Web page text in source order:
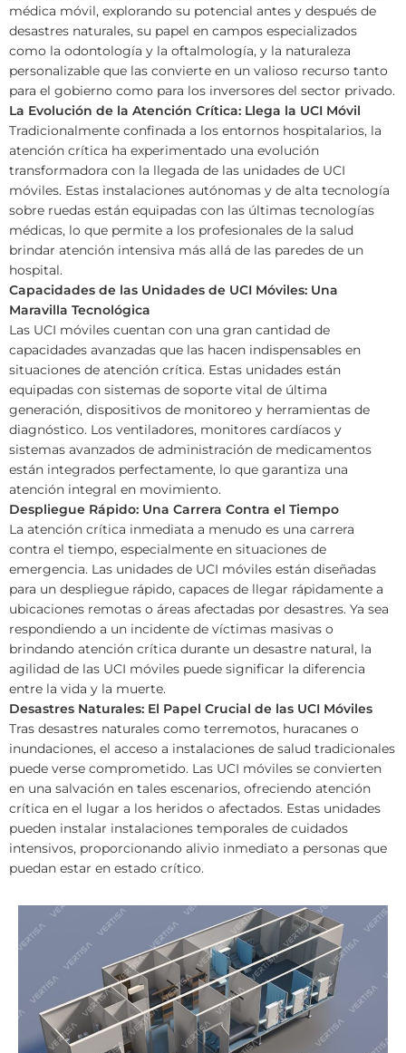
médica móvil, explorando su potencial antes y después de
desastres naturales, su papel en campos especializados
como la odontología y la oftalmología, y la naturaleza
personalizable que las convierte en un valioso recurso tanto
para el gobierno como para los inversores del sector privado.
La Evolución de la Atención Crítica: Llega la UCI Móvil
Tradicionalmente confinada a los entornos hospitalarios, la
atención crítica ha experimentado una evolución
transformadora con la llegada de las unidades de UCI
móviles. Estas instalaciones autónomas y de alta tecnología
sobre ruedas están equipadas con las últimas tecnologías
médicas, lo que permite a los profesionales de la salud
brindar atención intensiva más allá de las paredes de un
hospital.
Capacidades de las Unidades de UCI Móviles: Una
Maravilla Tecnológica
Las UCI móviles cuentan con una gran cantidad de
capacidades avanzadas que las hacen indispensables en
situaciones de atención crítica. Estas unidades están
equipadas con sistemas de soporte vital de última
generación, dispositivos de monitoreo y herramientas de
diagnóstico. Los ventiladores, monitores cardíacos y
sistemas avanzados de administración de medicamentos
están integrados perfectamente, lo que garantiza una
atención integral en movimiento.
Despliegue Rápido: Una Carrera Contra el Tiempo
La atención crítica inmediata a menudo es una carrera
contra el tiempo, especialmente en situaciones de
emergencia. Las unidades de UCI móviles están diseñadas
para un despliegue rápido, capaces de llegar rápidamente a
ubicaciones remotas o áreas afectadas por desastres. Ya sea
respondiendo a un incidente de víctimas masivas o
brindando atención crítica durante un desastre natural, la
agilidad de las UCI móviles puede significar la diferencia
entre la vida y la muerte.
Desastres Naturales: El Papel Crucial de las UCI Móviles
Tras desastres naturales como terremotos, huracanes o
inundaciones, el acceso a instalaciones de salud tradicionales
puede verse comprometido. Las UCI móviles se convierten
en una salvación en tales escenarios, ofreciendo atención
crítica en el lugar a los heridos o afectados. Estas unidades
pueden instalar instalaciones temporales de cuidados
intensivos, proporcionando alivio inmediato a personas que
puedan estar en estado crítico.